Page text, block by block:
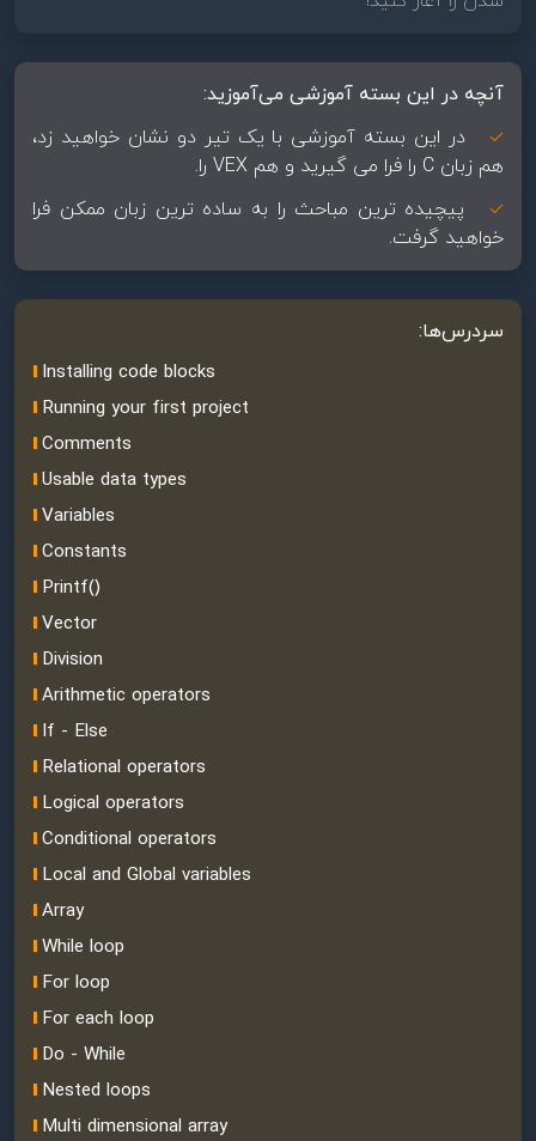
آنچه در این بسته آموزشی می‌آموزید:
در این بسته آموزشی با یک تیر دو نشان خواهید زد،
هم زبان C را فرا می گیرید و هم VEX را.
پیچیده ترین مباحث را به ساده ترین زبان ممکن فرا
خواهید گرفت.
سردرس‌ها:
Installing code blocks
Running your first project
Comments
Usable data types
Variables
Constants
Printf()
Vector
Division
Arithmetic operators
If - Else
Relational operators
Logical operators
Conditional operators
Local and Global variables
Array
While loop
For loop
For each loop
Do - While
Nested loops
Multi dimensional array